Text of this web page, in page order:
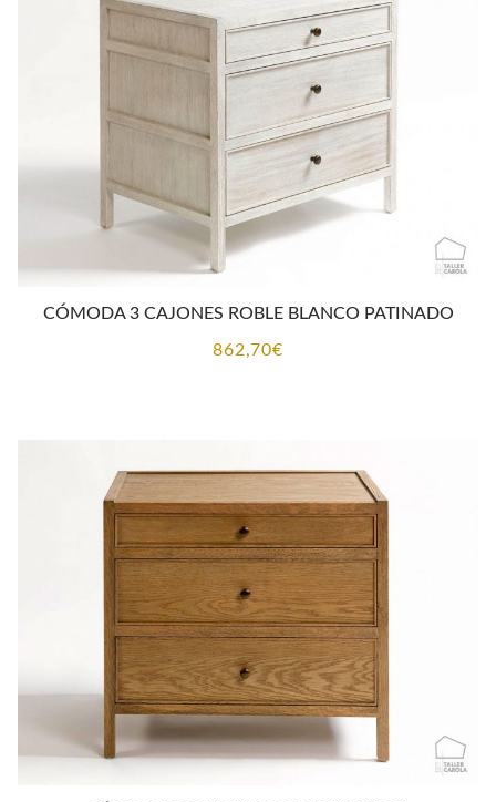
CÓMODA 3 CAJONES ROBLE BLANCO PATINADO
862,70€